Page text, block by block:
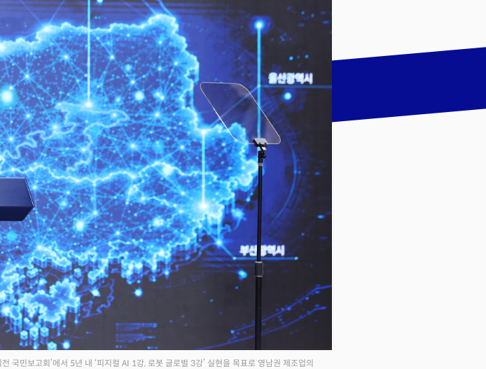
Facebook Twitter Kakaotalk LinkedIn
기사링크 복사하기
국민보고회’에서 5년 내 ‘피지컬 AI 1강, 로봇 글로벌 3강’ 실현을 목표로 영남권 제조업의